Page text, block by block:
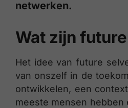
netwerken.
Wat zijn
Het idee van future
van onszelf in de
ontwikkelen, een
meeste mensen hebben